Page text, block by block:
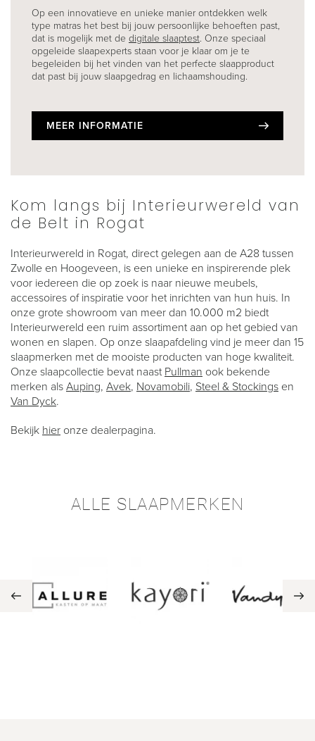
Op een innovatieve en unieke manier ontdekken welk
type matras het best bij jouw persoonlijke behoeften past,
dat is mogelijk met de digitale slaaptest. Onze speciaal
opgeleide slaapexperts staan voor je klaar om je te
begeleiden bij het vinden van het perfecte slaapproduct
dat past bij jouw slaapgedrag en lichaamshouding.
MEER INFORMATIE
Kom langs bij Interieurwereld van
de Belt in Rogat
Interieurwereld in Rogat, direct gelegen aan de A28 tussen
Zwolle en Hoogeveen, is een unieke en inspirerende plek
voor iedereen die op zoek is naar nieuwe meubels,
accessoires of inspiratie voor het inrichten van hun huis. In
onze grote showroom van meer dan 10.000 m2 biedt
Interieurwereld een ruim assortiment aan op het gebied van
wonen en slapen. Op onze slaapafdeling vind je meer dan 15
slaapmerken met de mooiste producten van hoge kwaliteit.
Onze slaapcollectie bevat naast Pullman ook bekende
merken alsAuping, Avek, Novamobili, Steel & Stockings en
Van Dyck.
Bekijk hier onze dealerpagina.
ALLE SLAAPMERKEN